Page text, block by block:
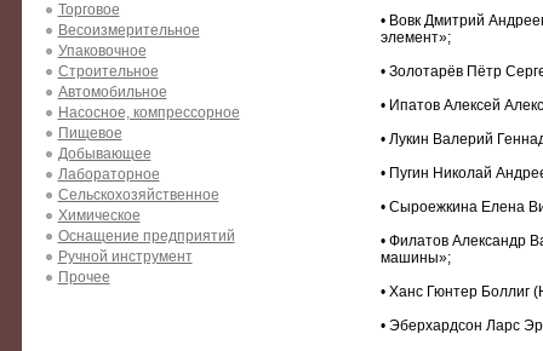
Торговое
Весоизмерительное
Упаковочное
Строительное
Автомобильное
Насосное, компрессорное
Пищевое
Добывающее
Лабораторное
Сельскохозяйственное
Химическое
Оснащение предприятий
Ручной инструмент
Прочее
• Вовк Дмитрий
элемент»;
• Золотарёв Пётр
• Ипатов Алексей
• Лукин Валерий
• Пугин Николай
• Сыроежкина Елена
• Филатов Александр
машины»;
• Ханс Гюнтер Боллиг
• Эберхардсон Ларс